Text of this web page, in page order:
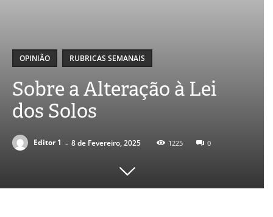
OPINIÃO RUBRICAS SEMANAIS
Sobre a Alteração à Lei
dos Solos
Editor 1 - 8 de Fevereiro, 2025 1225 0